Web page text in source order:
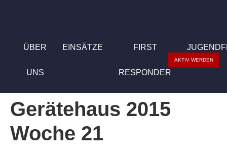
ÜBER
UNS
EINSÄTZE FIRST
RESPONDER
AKTIV WERDEN
Gerätehaus 2015
Woche 21